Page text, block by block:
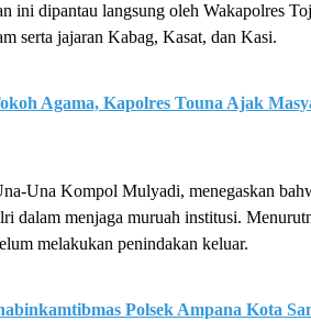
ini dipantau langsung oleh Wakapolres
serta jajaran Kabag, Kasat, dan Kasi.
Agama, Kapolres Touna Ajak
Una Kompol Mulyadi, menegaskan
dalam menjaga muruah institusi.
melakukan penindakan keluar.
Polsek Ampana Kota